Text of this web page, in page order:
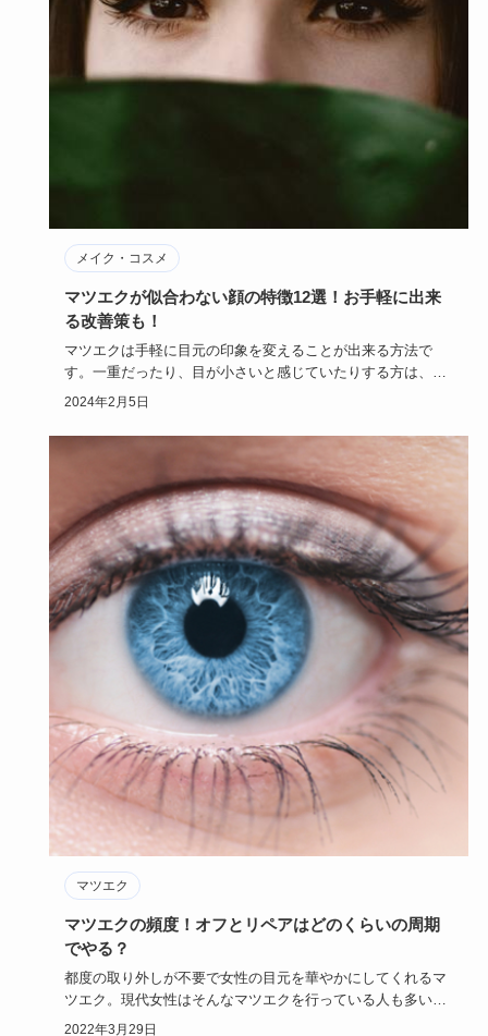
メイク・コスメ
マツエクが似合わない顔の特徴12選！お手軽に出来
る改善策も！
マツエクは手軽に目元の印象を変えることが出来る方法で
す。一重だったり、目が小さいと感じていたりする方は、マ
ツエクで目元の印…
2024年2月5日
マツエク
マツエクの頻度！オフとリペアはどのくらいの周期
でやる？
都度の取り外しが不要で女性の目元を華やかにしてくれるマ
ツエク。現代女性はそんなマツエクを行っている人も多いで
すが、マツエク…
2022年3月29日